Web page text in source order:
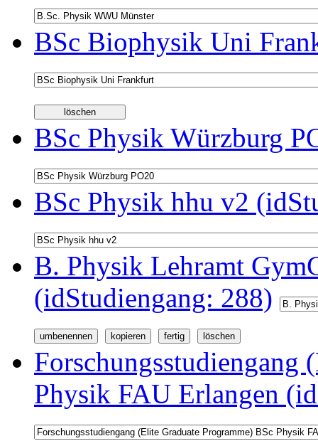
BSc Biophysik Uni
BSc Physik Würzburg
BSc Physik hhu v2
B. Physik Lehramt
(idStudiengang: 288)
Forschungsstudiengang
Physik FAU Erlangen